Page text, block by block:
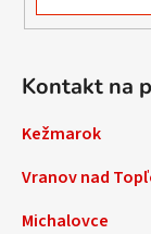
Kontakt na
Kežmarok
Vranov nad
Michalovce